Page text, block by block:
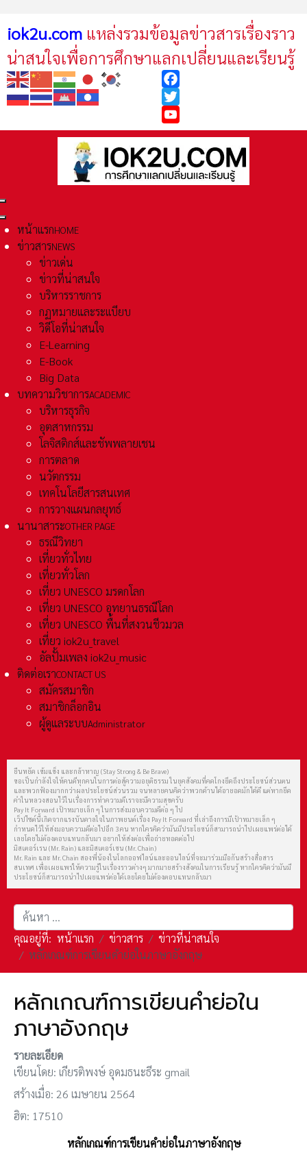
iok2u.com แหล่งรวมข้อมูลข่าวสารเรื่องราว
น่าสนใจเพื่อการศึกษาแลกเปลี่ยนและเรียนรู้
Facebook
Twitter
YouTube
หน้าแรกHOME
ข่าวสารNEWS
ข่าวเด่น
ข่าวที่น่าสนใจ
บริหารราชการ
กฏหมายและระเเบียบ
วิดีโอที่น่าสนใจ
E-Learning
E-Book
Big Data
บทความวิชาการACADEMIC
บริหารธุรกิจ
อุตสาหกรรม
โลจิสติกส์และชัพพลายเชน
การตลาด
นวัตกรรม
เทคโนโลยีสารสนเทศ
การวางแผนกลยุทธ์
นานาสาระOTHER PAGE
ธรณีวิทยา
เที่ยวทั่วไทย
เที่ยวทั่วโลก
เที่ยว UNESCO มรดกโลก
เที่ยว UNESCO อุทยานธรณีโลก
เที่ยว UNESCO พื้นที่สงวนชีวมวล
เที่ยว iok2u_travel
อัลปั้มเพลง iok2u_music
ติดต่อเราCONTACT US
สมัครสมาชิก
สมาชิกล็อกอิน
ผู้ดูแลระบบAdministrator
ยืนหยัด เข้มแข็ง และกล้าหาญ (Stay Strong & Be Brave)
ขอเป็นกำลังใจให้คนดีทุกคนในการต่อสู้ความอยุติธรรม ในยุคสังคมที่คดโกงยึดถึงประโยชน์ส่วนตน
และพวกฟ้องมากกว่าผลประโยชน์ส่วนรวม จนหลายคนคิดว่าพวกด้านได้อายอดมักได้ดี แต่หากยึด
คำในหลวงสอนไว้ในเรื่องการทำความดีเราจะมีความสุขครับ
Pay It Forward เป้าหมายเล็ก ๆ ในการส่งมอบความดีต่อ ๆ ไป
เว็ปไซต์นี้เกิดจากแรงบันดาลใจในภาพยนต์เรื่อง Pay It Forward ที่เล่าถึงการมีเป้าหมายเล็ก ๆ
กำหนดไว้ให้ส่งมอบความดีต่อไปอีก 3 คน หากใครคิดว่ามันมีประโยชน์ก็สามารถนำไปเผยแพร่ต่อได้
เลยโดยไม่ต้องตอบแทนกลับมา อยากให้ส่งต่อเพื่อถ่ายทอดต่อไป
มิสเตอร์เรน (Mr. Rain) และมิสเตอร์เชน (Mr. Chain)
Mr. Rain และ Mr. Chain สองพี่น้องในโลกออฟไลน์และออนไลน์ที่จะมาร่วมมือกันสร้างสื่อสาร
สนเทศ เพื่อเผยแพร่ให้ความรู้ในเรื่องราวต่างๆ มากมายสร้างสังคมในการเรียนรู้ หากใครคิดว่ามันมี
ประโยชน์ก็สามารถนำไปเผยแพร่ต่อได้เลยโดยไม่ต้องตอบแทนกลับมา
การค้นหา
คุณอยู่ที่: หน้าแรก ข่าวสาร
ข่าวที่น่าสนใจ
หลักเกณฑ์การเขียนคำย่อในภาษาอังกฤษ
หลักเกณฑ์การเขียนคำย่อใน
ภาษาอังกฤษ
รายละเอียด
เขียนโดย: เกียรติพงษ์ อุดมธนะธีระ gmail
สร้างเมื่อ: 26 เมษายน 2564
ฮิต: 17510
หลักเกณฑ์การเขียนคำย่อในภาษาอังกฤษ